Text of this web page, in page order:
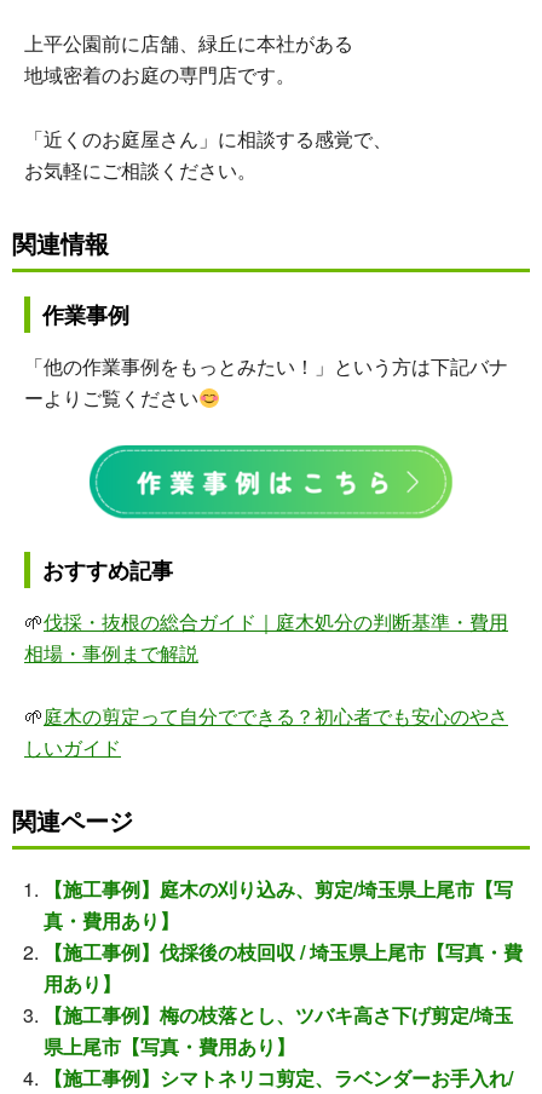
上平公園前に店舗、緑丘に本社がある
地域密着のお庭の専門店です。
「近くのお庭屋さん」に相談する感覚で、
お気軽にご相談ください。
関連情報
作業事例
「他の作業事例をもっとみたい！」という方は下記バナ
ーよりご覧ください
おすすめ記事
🌱伐採・抜根の総合ガイド｜庭木処分の判断基準・費用
相場・事例まで解説
🌱庭木の剪定って自分でできる？初心者でも安心のやさ
しいガイド
関連ページ
【施工事例】庭木の刈り込み、剪定/埼玉県上尾市【写
真・費用あり】
【施工事例】伐採後の枝回収 / 埼玉県上尾市【写真・費
用あり】
【施工事例】梅の枝落とし、ツバキ高さ下げ剪定/埼玉
県上尾市【写真・費用あり】
【施工事例】シマトネリコ剪定、ラベンダーお手入れ/